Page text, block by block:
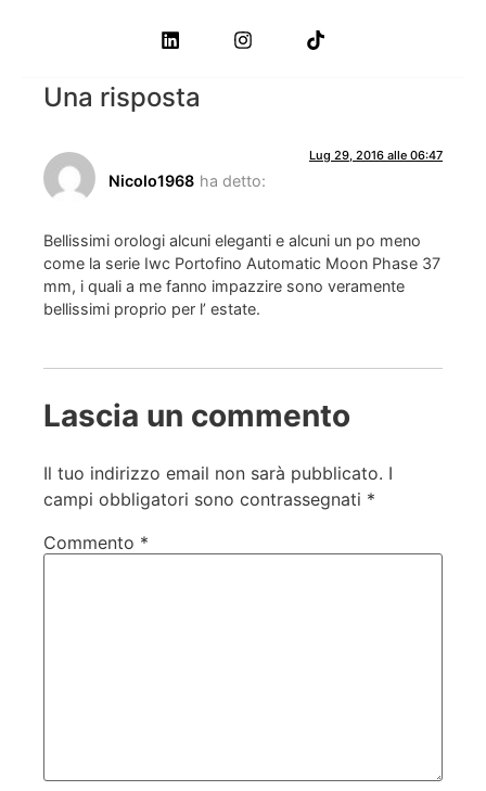
Una risposta
Nicolo1968 ha detto:
Lug 29, 2016 alle 06:47
Bellissimi orologi alcuni eleganti e alcuni un po meno
come la serie Iwc Portofino Automatic Moon Phase 37
mm, i quali a me fanno impazzire sono veramente
bellissimi proprio per l’ estate.
Lascia un commento
Il tuo indirizzo email non sarà pubblicato. I
campi obbligatori sono contrassegnati *
Commento *